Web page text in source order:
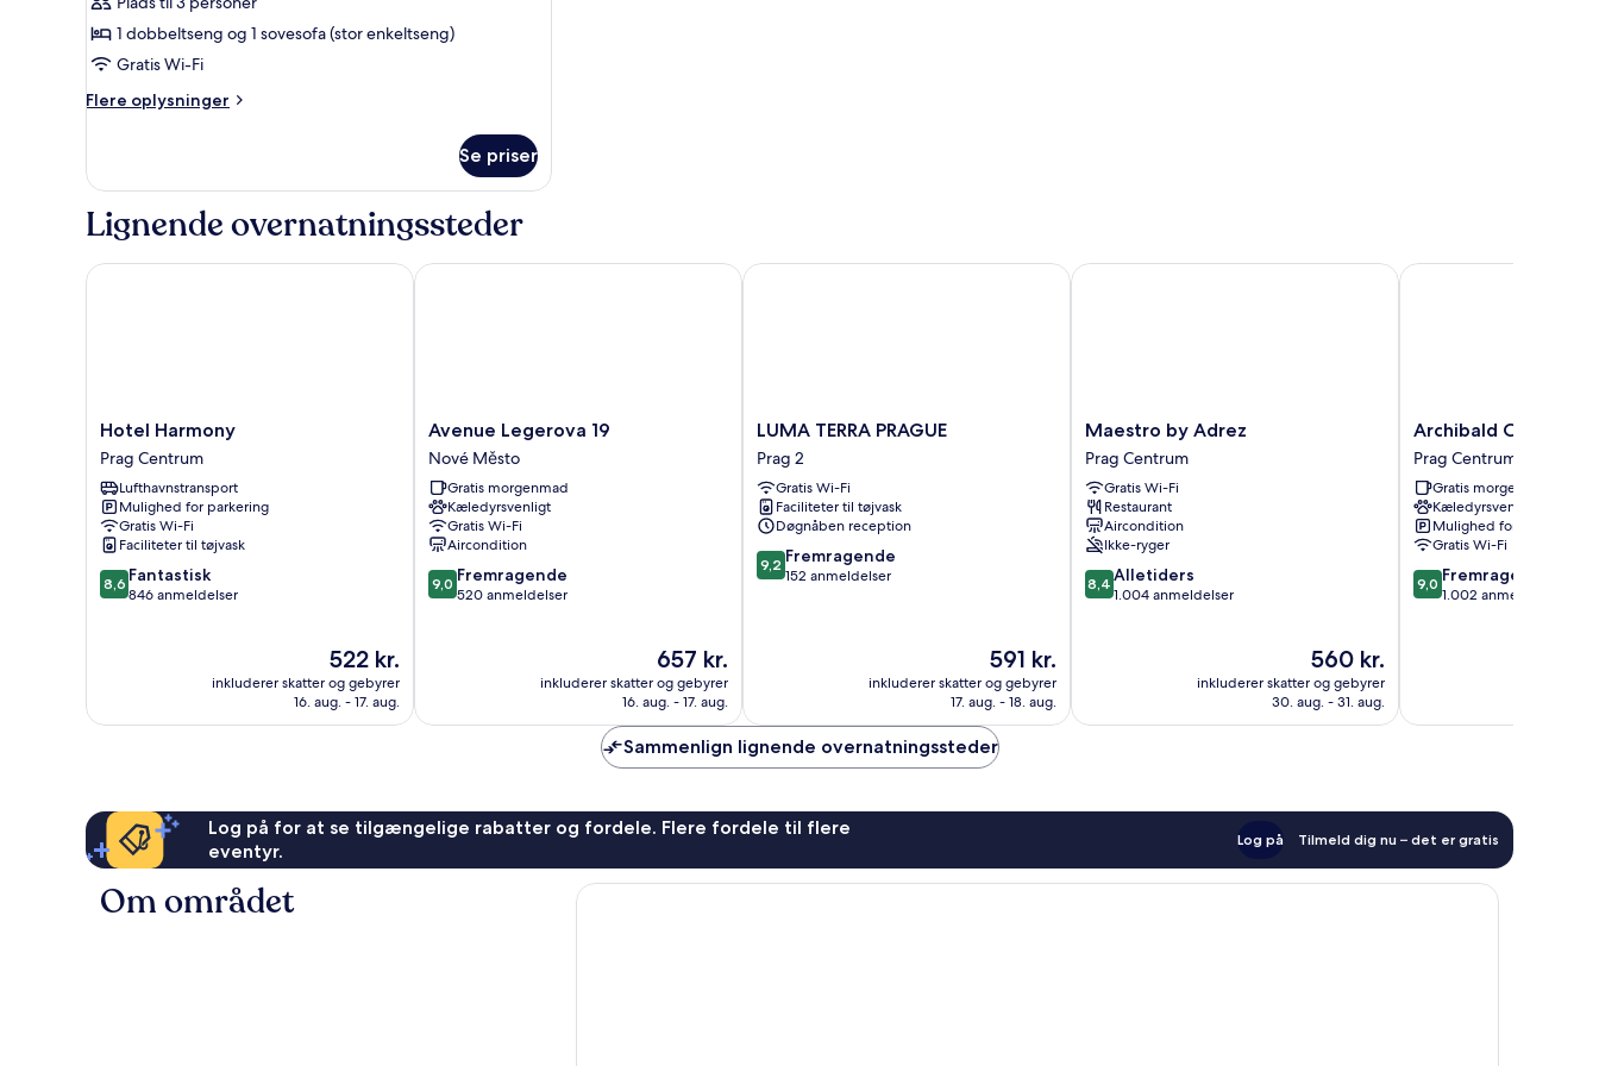
1 dobbeltseng og 1 sovesofa (stor enkeltseng)
Gratis Wi-Fi
Flere oplysninger
Flere
dupleks
Se priser
Lignende overnatningssteder
Hotel
Harmony
Prag
Centrum
Hotel Harmony
Prag Centrum
Lufthavnstransport
Mulighed for parkering
Gratis Wi-Fi
Faciliteter til tøjvask
8.6
ud
8,6 Fantastisk
846 anmeldelser
Prisen
er
522 kr.
522 kr.
inkluderer skatter og gebyrer
16. aug. - 17. aug.
Hotel Harmony
Avenue
Legerova
19
Nové
Město
Avenue Legerova 19
Nové Město
Gratis morgenmad
Kæledyrsvenligt
Gratis Wi-Fi
Aircondition
9.0
ud
9,0 Fremragende
520 anmeldelser
Prisen
er
657 kr.
657 kr.
inkluderer skatter og gebyrer
16. aug. - 17. aug.
Avenue Legerova 19
LUMA
TERRA
PRAGUE
Prag
2
LUMA TERRA PRAGUE
Prag 2
Gratis Wi-Fi
Faciliteter til tøjvask
Døgnåben reception
9.2
ud
9,2 Fremragende
152 anmeldelser
Prisen
er
591 kr.
591 kr.
inkluderer skatter og gebyrer
17. aug. - 18. aug.
LUMA TERRA PRAGUE
Maestro
by
Adrez
Prag
Centrum
Maestro by Adrez
Prag Centrum
Gratis Wi-Fi
Restaurant
Aircondition
Ikke-ryger
8.4
ud
8,4 Alletiders
1.004 anmeldelser
Prisen
er
560 kr.
560 kr.
inkluderer skatter og gebyrer
30. aug. - 31. aug.
Maestro by Adrez
Archibald
City
Prag
Centrum
Archibald City
Prag Centrum
Gratis morgenmad
Kæledyrsvenligt
Mulighed for parkering
Gratis Wi-Fi
9.0
ud
9,0 Fremragende
1.002 anmeldelser
Archibald City
Sammenlign lignende overnatningssteder
Log på for at se tilgængelige rabatter og fordele. Flere fordele til flere
eventyr.
Log på Tilmeld dig nu – det er gratis
Om området